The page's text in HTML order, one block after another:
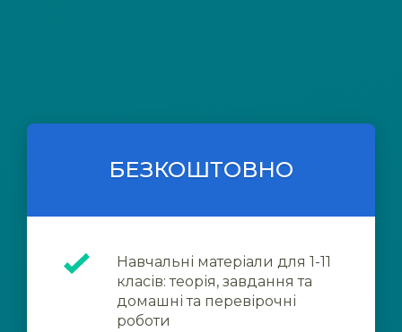
БЕЗКОШТОВНО
Навчальні матеріали для 1-11
класів: теорія, завдання та
домашні та перевірочні
роботи